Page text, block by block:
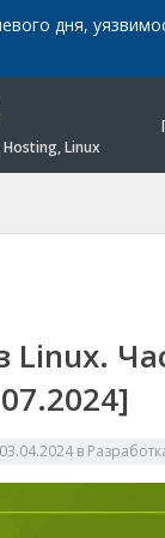
дня,
Hosting, Linux
Linux.
03.04.2024 в